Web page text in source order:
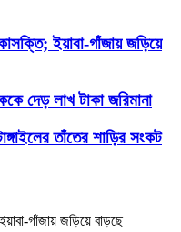
ইয়াবা-গাঁজায় জড়িয়ে
দেড় লাখ টাকা জরিমানা
তাঁতের শাড়ির সংকট